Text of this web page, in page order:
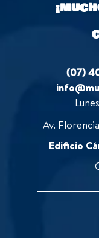
(07)
Av.
Edificio